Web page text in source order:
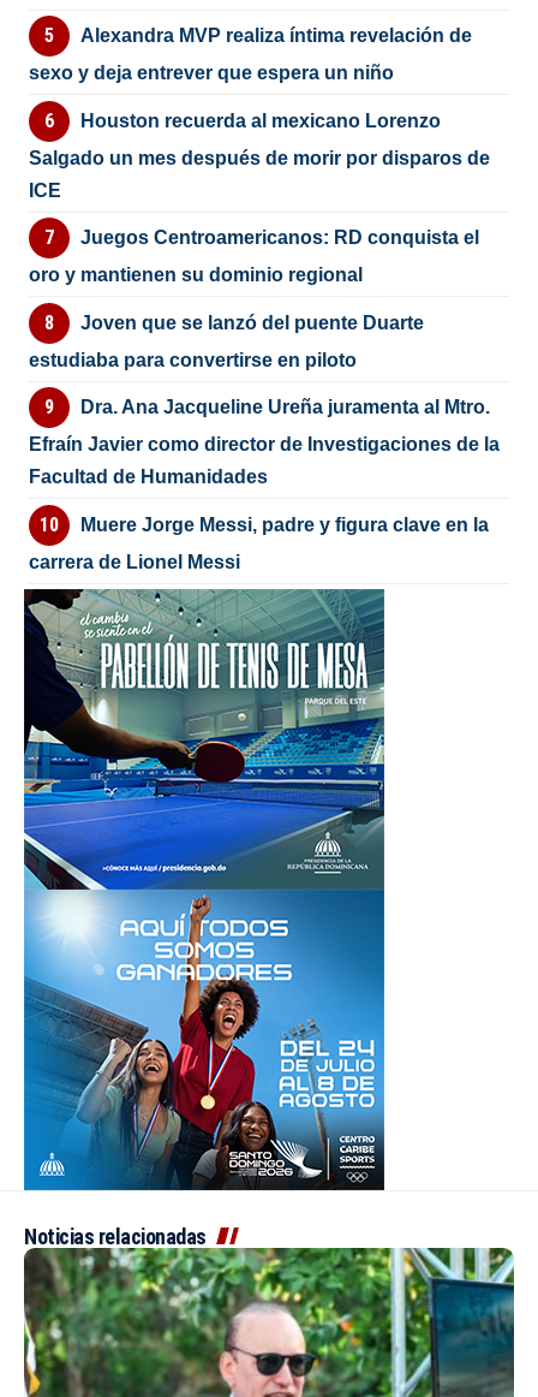
Alexandra MVP realiza íntima revelación de
sexo y deja entrever que espera un niño
Houston recuerda al mexicano Lorenzo
Salgado un mes después de morir por disparos de
ICE
Juegos Centroamericanos: RD conquista el
oro y mantienen su dominio regional
Joven que se lanzó del puente Duarte
estudiaba para convertirse en piloto
Dra. Ana Jacqueline Ureña juramenta al Mtro.
Efraín Javier como director de Investigaciones de la
Facultad de Humanidades
Muere Jorge Messi, padre y figura clave en la
carrera de Lionel Messi
Noticias relacionadas